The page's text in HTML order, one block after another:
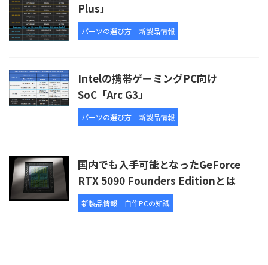
Plus」
パーツの選び方 新製品情報
Intelの携帯ゲーミングPC向け
SoC「Arc G3」
パーツの選び方 新製品情報
国内でも入手可能となったGeForce
RTX 5090 Founders Editionとは
新製品情報 自作PCの知識